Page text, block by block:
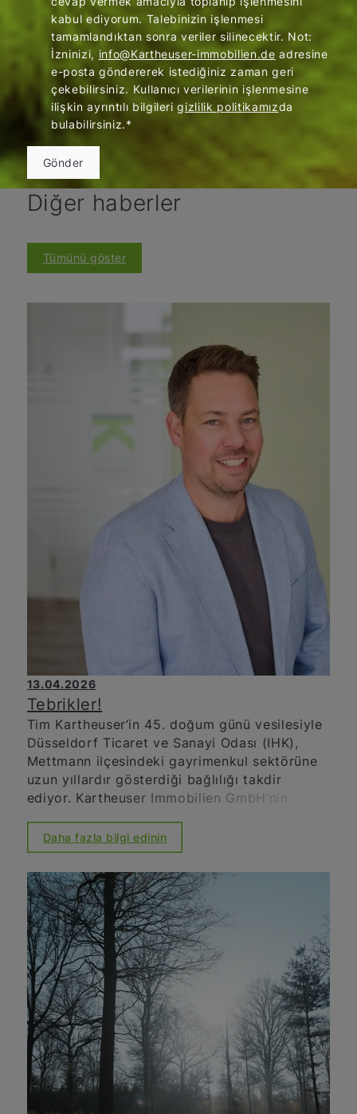
kabul ediyorum. Talebinizin işlenmesi
tamamlandıktan sonra veriler silinecektir. Not:
İzninizi, info@Kartheuser-immobilien.de adresine
e-posta göndererek istediğiniz zaman geri
çekebilirsiniz. Kullanıcı verilerinin işlenmesine
ilişkin ayrıntılı bilgilerigizlilik politikamızda
bulabilirsiniz.*
Gönder
Diğer haberler
Tümünü göster
13.04.2026
Tebrikler!
Tim Kartheuser’in 45. doğum günü vesilesiyle
Düsseldorf Ticaret ve Sanayi Odası (IHK),
Mettmann ilçesindeki gayrimenkul sektörüne
uzun yıllardır gösterdiği bağlılığı takdir
ediyor. Kartheuser Immobilien GmbH’nin
girişimci güvenilirliği ve bölgeye olan güçlü
bağlılığıyla tanınıyor. Şirketiyle birlikte, hem
konut hem de ticari gayrimenkul alanında
profesyonel danışmanlık, şeffaf süreçler ve
müşterilerine kişisel destek sunmaya
odaklanmaktadır. Ayrıca, uzun yıllardır
Düsseldorf Ticaret ve Sanayi Odası'nın
kurullarında gönüllü olarak uzmanlığını
paylaşmakta ve böylece bölgesel ekonominin
güçlendirilmesine önemli bir katkı
sağlamaktadır. IHK, kendisine sürekli bağlılığı
için teşekkür eder ve 45. yaş gününü
içtenlikle kutlar.
Daha fazla bilgi edinin